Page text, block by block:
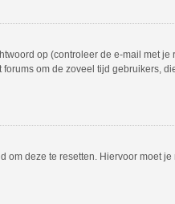
op (controleer de e-mail met
om de zoveel tijd gebruikers,
deze te resetten. Hiervoor moet